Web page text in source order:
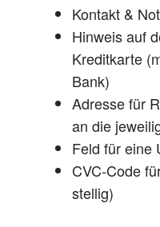
Kontakt &
Hinweis auf
Kreditkarte
Bank)
Adresse für
an die
Feld für eine
CVC-Code
stellig)